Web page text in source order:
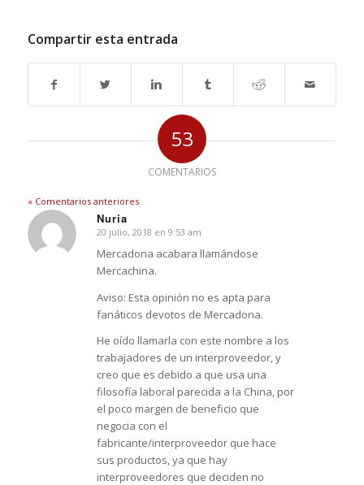
Compartir esta entrada
53
COMENTARIOS
« Comentarios anteriores
Nuria
Dice:
20 julio, 2018 en 9:53 am
Mercadona acabara llamándose
Mercachina.
Aviso: Esta opinión no es apta para
fanáticos devotos de Mercadona.
He oído llamarla con este nombre a los
trabajadores de un interproveedor, y
creo que es debido a que usa una
filosofía laboral parecida a la China, por
el poco margen de beneficio que
negocia con el
fabricante/interproveedor que hace
sus productos, ya que hay
interproveedores que deciden no